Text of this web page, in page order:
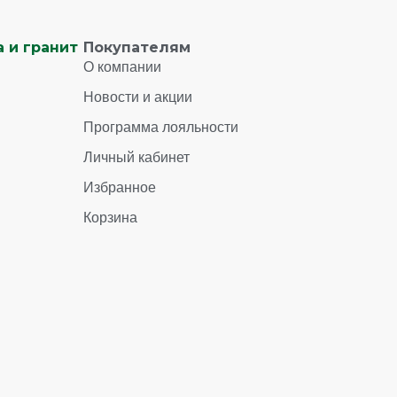
и гранит Покупателям
О компании
Новости и акции
Программа лояльности
Личный кабинет
Избранное
Корзина